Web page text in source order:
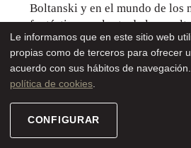
Boltanski y en el mundo de los
fantásticos y el arte de la
Fecha: 30 de diciembre a las 15 h.
Lugar: Casa de la Volta (Seu Vella)
Horarios:
Turno 1: 15 a 15:45h Taller + visita a
Le informamos que en este sitio web
propias como de terceros para ofrecer
acuerdo con sus hábitos de
política de cookies
CONFIGURAR